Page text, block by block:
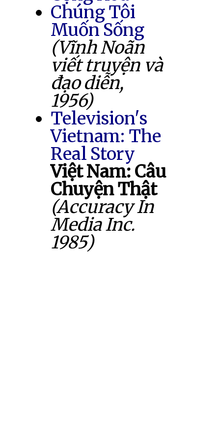
Chúng Tôi
Muốn Sống
(Vĩnh Noãn
viết truyện và
đạo diễn,
1956)
Television's
Vietnam: The
Real Story
Việt Nam: Câu
Chuyện Thật
(Accuracy In
Media Inc.
1985)